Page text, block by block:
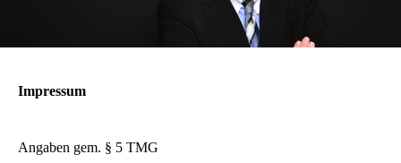
Impressum
Angaben gem. § 5 TMG